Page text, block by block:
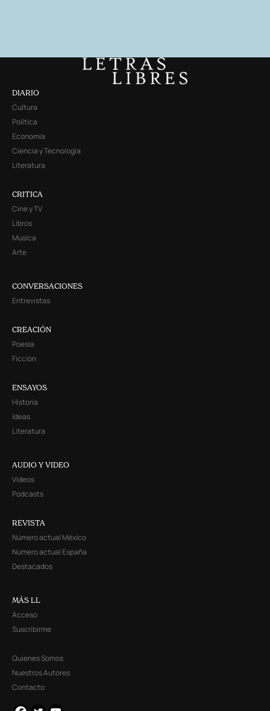
DIARIO
Cultura
Política
Economía
Ciencia y Tecnología
Literatura
CRITICA
Cine y TV
Libros
Música
Arte
CONVERSACIONES
Entrevistas
CREACIÓN
Poesía
Ficción
ENSAYOS
Historia
Ideas
Literatura
AUDIO Y VIDEO
Videos
Podcasts
REVISTA
Número actual México
Número actual España
Destacados
MÁS LL
Acceso
Suscribirme
Quienes Somos
Nuestros Autores
Contacto